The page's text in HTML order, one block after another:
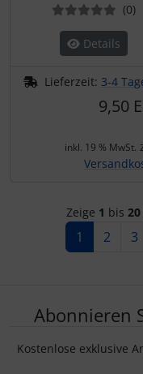
(0)
Details
Lieferzeit: 3-4
9,50
inkl. 19 % MwSt.
Zeige 1 bis 20
1 2 3
Abonnieren
Kostenlose exklusive